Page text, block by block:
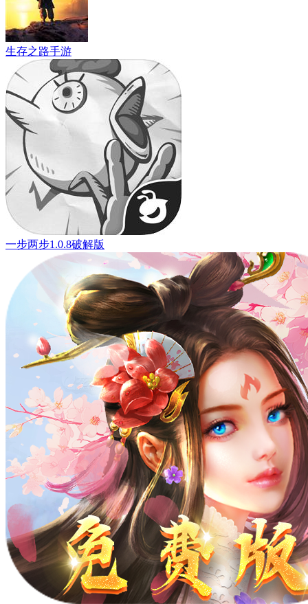
生存之路手游
一步两步1.0.8破解版